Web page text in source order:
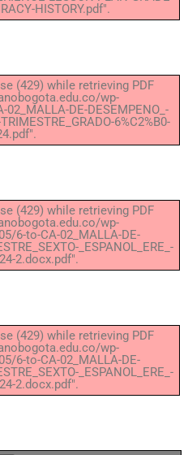
HISTORY.pdf".
(429) while retrieving PDF
wp-
DE-DESEMPENO_-
6%C2%B0-
(429) while retrieving PDF
wp-
6-to-CA-02_MALLA-DE-
_ESPANOL_ERE_-
2.docx.pdf".
(429) while retrieving PDF
wp-
6-to-CA-02_MALLA-DE-
_ESPANOL_ERE_-
2.docx.pdf".